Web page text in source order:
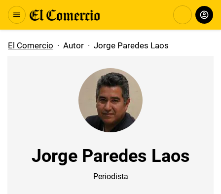
El Comercio · Autor · Jorge Paredes Laos
Jorge Paredes Laos
Periodista